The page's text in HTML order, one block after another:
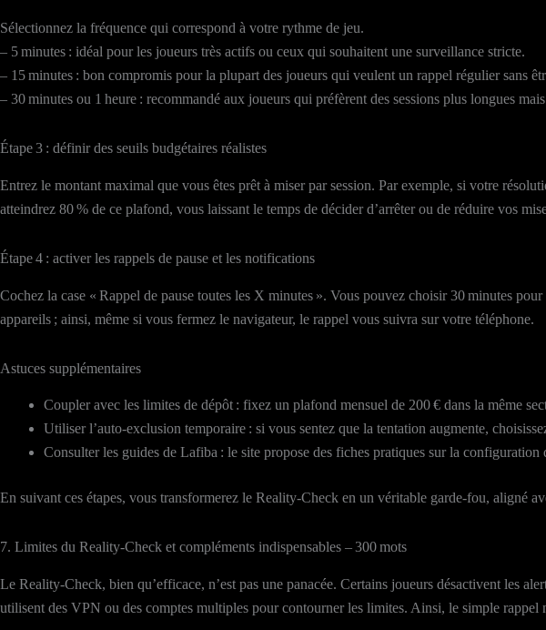
Sélectionnez la fréquence qui correspond à votre rythme de jeu.
– 5 minutes : idéal pour les joueurs très actifs ou ceux qui souhaitent une surveillance stricte.
– 15 minutes : bon compromis pour la plupart des joueurs qui veulent un rappel régulier sans
– 30 minutes ou 1 heure : recommandé aux joueurs qui préfèrent des sessions plus longues
Étape 3 : définir des seuils budgétaires réalistes
Entrez le montant maximal que vous êtes prêt à miser par session. Par exemple, si votre
atteindrez 80 % de ce plafond, vous laissant le temps de décider d’arrêter ou de réduire vos
Étape 4 : activer les rappels de pause et les notifications
Cochez la case « Rappel de pause toutes les X minutes ». Vous pouvez choisir 30 minutes
appareils ; ainsi, même si vous fermez le navigateur, le rappel vous suivra sur votre téléphone.
Astuces supplémentaires
Coupler avec les limites de dépôt : fixez un plafond mensuel de 200 € dans la même
Utiliser l’auto‑exclusion temporaire : si vous sentez que la tentation augmente,
Consulter les guides de Lafiba : le site propose des fiches pratiques sur la
En suivant ces étapes, vous transformerez le Reality‑Check en un véritable garde‑fou, aligné
7. Limites du Reality‑Check et compléments indispensables – 300 mots
Le Reality‑Check, bien qu’efficace, n’est pas une panacée. Certains joueurs désactivent les
utilisent des VPN ou des comptes multiples pour contourner les limites. Ainsi, le simple